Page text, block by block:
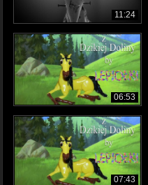
11:24
06:53
07:43